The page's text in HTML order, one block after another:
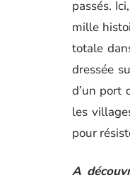
passés.
mille
totale
dressée
d’un port
les
pour
A